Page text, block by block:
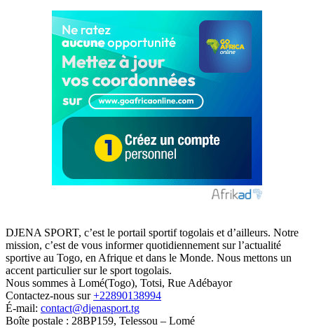
DJENA SPORT, c’est le portail sportif togolais et d’ailleurs. Notre
mission, c’est de vous informer quotidiennement sur l’actualité
sportive au Togo, en Afrique et dans le Monde. Nous mettons un
accent particulier sur le sport togolais.
Nous sommes à Lomé(Togo), Totsi, Rue Adébayor
Contactez-nous sur+22890138994
É-mail: contact@djenasport.tg
Boîte postale : 28BP159, Telessou – Lomé